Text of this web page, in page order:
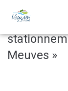
principal
A2024-044
Meuves »